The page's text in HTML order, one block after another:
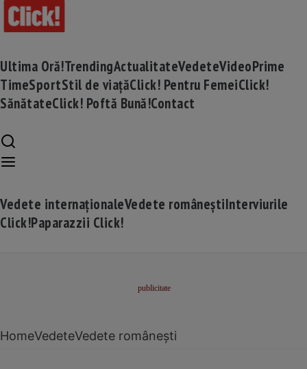
Ultima Oră!TrendingActualitateVedeteVideoPrime
TimeSportStil de viațăClick! Pentru FemeiClick!
SănătateClick! Poftă Bună!Contact
Vedete internaționaleVedete româneștiInterviurile
Click!Paparazzii Click!
HomeVedeteVedete românești